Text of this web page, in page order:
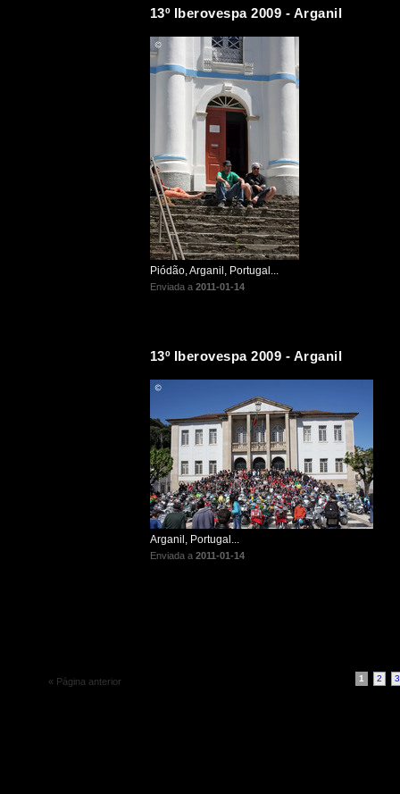
13º Iberovespa 2009 - Arganil
Piódão, Arganil, Portugal...
Enviada a 2011-01-14
13º Iberovespa 2009 - Arganil
Arganil, Portugal...
Enviada a 2011-01-14
« Página anterior 1 2 3